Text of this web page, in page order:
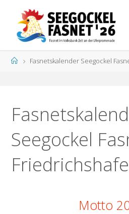
springen
StartFasnetskalender Seegockel
Seegockel
Motto